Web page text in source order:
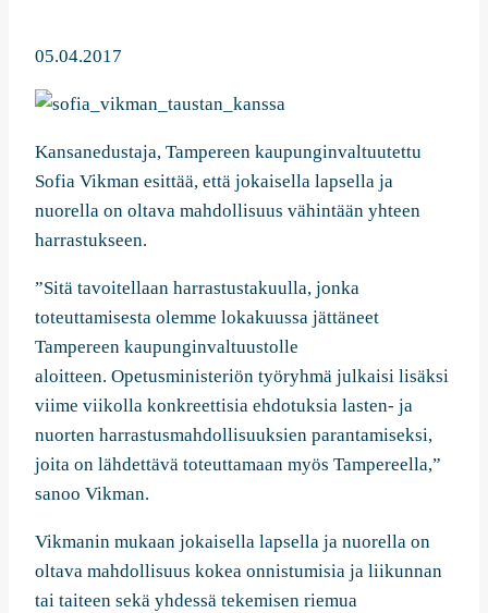
05.04.2017
Kansanedustaja, Tampereen kaupunginvaltuutettu
Sofia Vikman esittää, että jokaisella lapsella ja
nuorella on oltava mahdollisuus vähintään yhteen
harrastukseen.
”Sitä tavoitellaan harrastustakuulla, jonka
toteuttamisesta olemme lokakuussa jättäneet
Tampereen kaupunginvaltuustolle
aloitteen. Opetusministeriön työryhmä julkaisi lisäksi
viime viikolla konkreettisia ehdotuksia lasten- ja
nuorten harrastusmahdollisuuksien parantamiseksi,
joita on lähdettävä toteuttamaan myös Tampereella,”
sanoo Vikman.
Vikmanin mukaan jokaisella lapsella ja nuorella on
oltava mahdollisuus kokea onnistumisia ja liikunnan
tai taiteen sekä yhdessä tekemisen riemua